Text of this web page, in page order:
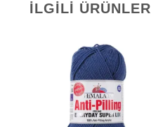
İLGILI ÜRÜNLER